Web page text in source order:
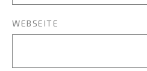
WEBSEITE